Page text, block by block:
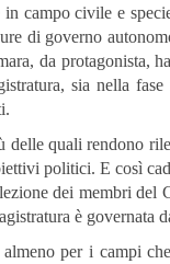
campo civile e
di governo
da protagonista,
sia nella
delle quali rendono
politici. E così
dei membri del
è governata
per i campi